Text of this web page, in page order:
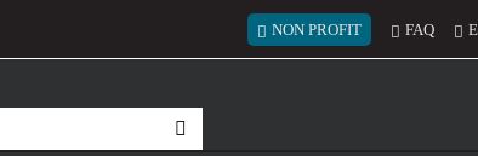
Menú del compte
NON PROFIT FAQ